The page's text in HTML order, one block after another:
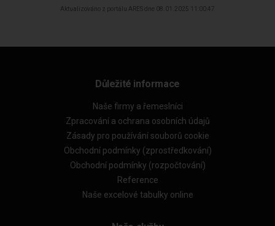
Aktualizováno z portálu ARES dne 08.01.2025 11:00:47
Důležité informace
Naše firmy a řemeslníci
Zpracování a ochrana osobních údajů
Zásady pro používání souborů cookie
Obchodní podmínky (zprostředkování)
Obchodní podmínky (rozpočtování)
Reference
Naše excelové tabulky online